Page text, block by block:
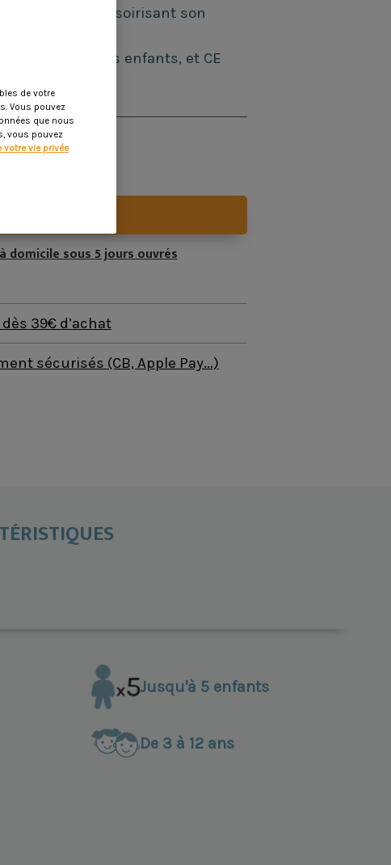
plaisirs en accessoirisant son
des jouets enfants, et CE
au panier
domicile sous 5 jours ouvrés
39€ d’achat
sécurisés (CB, Apple Pay...)
Jusqu'à 5 enfants
De 3 à 12 ans
de votre
Vous pouvez
que nous
vous pouvez
vie privée